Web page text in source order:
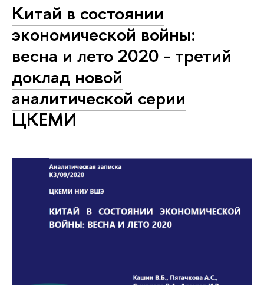
Китай в состоянии
экономической войны:
весна и лето 2020 - третий
доклад новой
аналитической серии
ЦКЕМИ